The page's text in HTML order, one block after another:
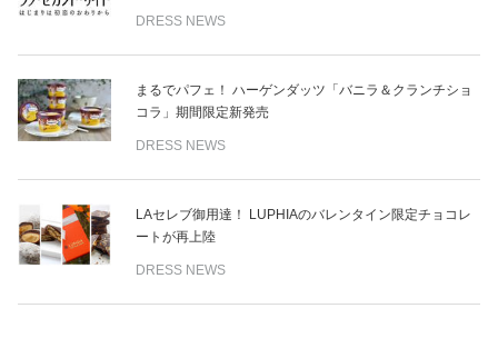
DRESS NEWS
まるでパフェ！ ハーゲンダッツ「バニラ＆クランチショ
コラ」期間限定新発売
DRESS NEWS
LAセレブ御用達！ LUPHIAのバレンタイン限定チョコレ
ートが再上陸
DRESS NEWS